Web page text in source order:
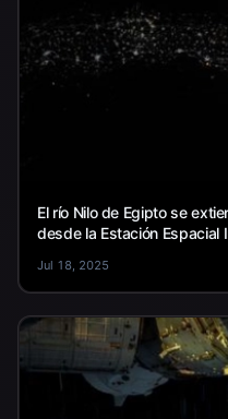
El río Nilo de Egipto se
desde la Estación Espacial
Jul 18, 2025